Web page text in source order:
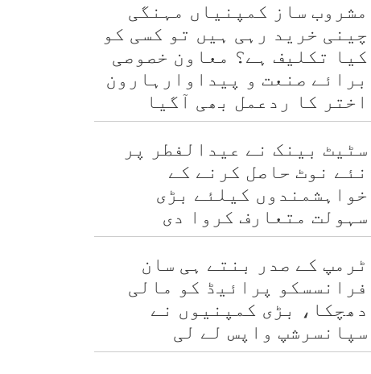
مشروب ساز کمپنیاں مہنگی
چینی خرید رہی ہیں تو کسی کو
کیا تکلیف ہے؟ معاون خصوصی
برائے صنعت و پیداوارہارون
اختر کا ردعمل بھی آگیا
سٹیٹ بینک نے عیدالفطر پر
نئے نوٹ حاصل کرنے کے
خواہشمندوں کیلئے بڑی
سہولت متعارف کروا دی
ٹرمپ کے صدر بنتے ہی سان
فرانسسکو پرائیڈ کو مالی
دھچکا، بڑی کمپنیوں نے
سپانسرشپ واپس لے لی